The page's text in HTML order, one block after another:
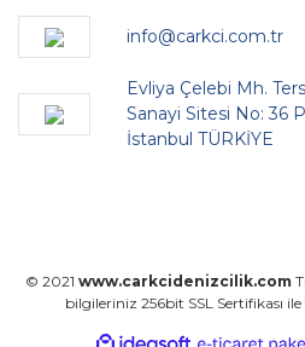
info@carkci.com.tr
Evliya Çelebi Mh.
Sanayi Sitesi No: 36
İstanbul TÜRKİYE
© 2021 www.carkcidenizcilik.com
bilgileriniz 256bit SSL Sertifikası